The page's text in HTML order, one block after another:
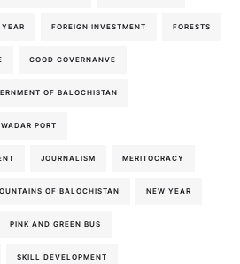
FOREIGN INVESTMENT FORESTS
GOOD GOVERNANVE
OF BALOCHISTAN
PORT
JOURNALISM MERITOCRACY
OF BALOCHISTAN NEW YEAR
PINK AND GREEN BUS
SKILL DEVELOPMENT